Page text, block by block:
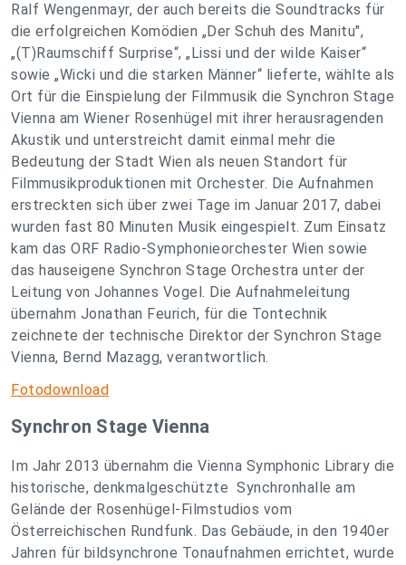
Ralf Wengenmayr, der auch bereits die Soundtracks für
die erfolgreichen Komödien „Der Schuh des Manitu",
„(T)Raumschiff Surprise“, „Lissi und der wilde Kaiser“
sowie „Wicki und die starken Männer“ lieferte, wählte als
Ort für die Einspielung der Filmmusik die Synchron Stage
Vienna am Wiener Rosenhügel mit ihrer herausragenden
Akustik und unterstreicht damit einmal mehr die
Bedeutung der Stadt Wien als neuen Standort für
Filmmusikproduktionen mit Orchester. Die Aufnahmen
erstreckten sich über zwei Tage im Januar 2017, dabei
wurden fast 80 Minuten Musik eingespielt. Zum Einsatz
kam das ORF Radio-Symphonieorchester Wien sowie
das hauseigene Synchron Stage Orchestra unter der
Leitung von Johannes Vogel. Die Aufnahmeleitung
übernahm Jonathan Feurich, für die Tontechnik
zeichnete der technische Direktor der Synchron Stage
Vienna, Bernd Mazagg, verantwortlich.
Fotodownload
Synchron Stage Vienna
Im Jahr 2013 übernahm die Vienna Symphonic Library die
historische, denkmalgeschützte Synchronhalle am
Gelände der Rosenhügel-Filmstudios vom
Österreichischen Rundfunk. Das Gebäude, in den 1940er
Jahren für bildsynchrone Tonaufnahmen errichtet, wurde